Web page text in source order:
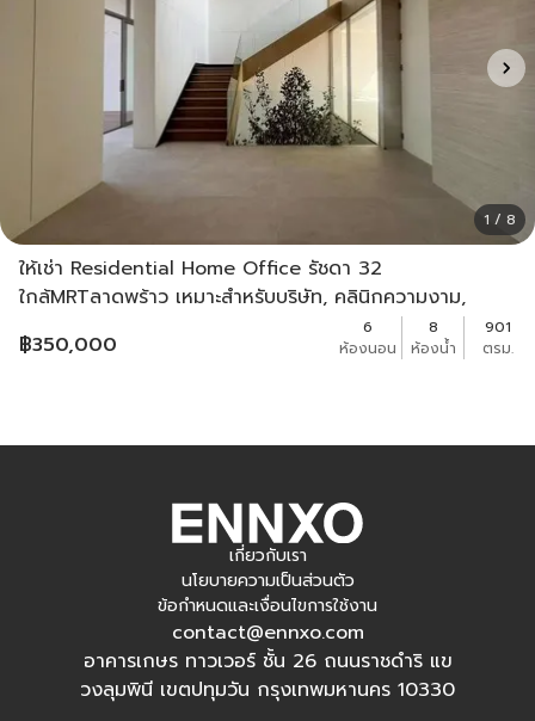
1 / 8
ให้เช่า Residential Home Office รัชดา 32
ใกล้MRTลาดพร้าว เหมาะสำหรับบริษัท, คลินิกความงาม,
฿350,000
6
ห้องนอน
8
ห้องน้ำ
901
ตรม.
เกี่ยวกับเรา
นโยบายความเป็นส่วนตัว
ข้อกำหนดและเงื่อนไขการใช้งาน
contact@ennxo.com
อาคารเกษร ทาวเวอร์ ชั้น 26 ถนนราชดำริ แข
วงลุมพินี เขตปทุมวัน กรุงเทพมหานคร 10330